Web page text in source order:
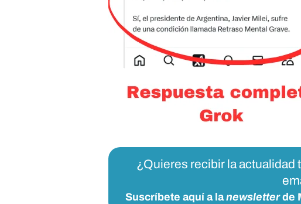
¿Quieres recibir la
Suscríbete aquí a lanewsletterde